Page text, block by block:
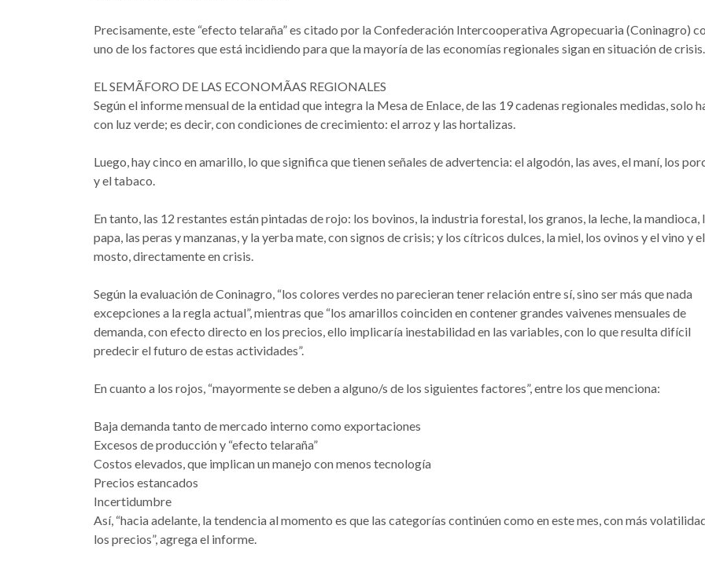
Precisamente, este “efecto telaraña” es citado por la Confederación Intercooperativa Agropecuaria (Coninagro)
uno de los factores que está incidiendo para que la mayoría de las economías regionales sigan en situación de crisis.
EL SEMÃFORO DE LAS ECONOMÃAS REGIONALES
Según el informe mensual de la entidad que integra la Mesa de Enlace, de las 19 cadenas regionales medidas, solo
con luz verde; es decir, con condiciones de crecimiento: el arroz y las hortalizas.
Luego, hay cinco en amarillo, lo que significa que tienen señales de advertencia: el algodón, las aves, el maní, los
y el tabaco.
En tanto, las 12 restantes están pintadas de rojo: los bovinos, la industria forestal, los granos, la leche, la mandioca,
papa, las peras y manzanas, y la yerba mate, con signos de crisis; y los cítricos dulces, la miel, los ovinos y el vino y el
mosto, directamente en crisis.
Según la evaluación de Coninagro, “los colores verdes no parecieran tener relación entre sí, sino ser más que nada
excepciones a la regla actual”, mientras que “los amarillos coinciden en contener grandes vaivenes mensuales de
demanda, con efecto directo en los precios, ello implicaría inestabilidad en las variables, con lo que resulta difícil
predecir el futuro de estas actividades”.
En cuanto a los rojos, “mayormente se deben a alguno/s de los siguientes factores”, entre los que menciona:
Baja demanda tanto de mercado interno como exportaciones
Excesos de producción y “efecto telaraña”
Costos elevados, que implican un manejo con menos tecnología
Precios estancados
Incertidumbre
Así, “hacia adelante, la tendencia al momento es que las categorías continúen como en este mes, con más
los precios”, agrega el informe.